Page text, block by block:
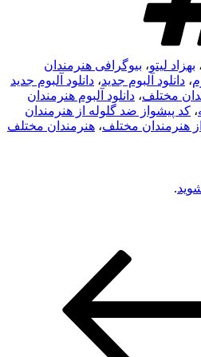
، بهزاد لیتو، بیوگرافی هنرمندان
، دانلود آلبوم جدید، دانلود آلبوم جدید
مختلف، دانلود آلبوم هنرمندان
، کد پیشواز ضد گلوله از هنرمندان
هنرمندان مختلف، هنرمندان مختلف
.